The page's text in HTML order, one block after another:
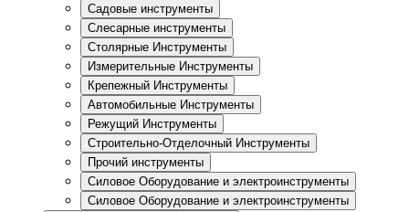
Садовые инструменты
Слесарные инструменты
Столярные Инструменты
Измерительные Инструменты
Крепежный Инструменты
Автомобильные Инструменты
Режущий Инструменты
Строительно-Отделочный Инструменты
Прочий инструменты
Силовое Оборудование и электроинструменты
Силовое Оборудование и электроинструменты